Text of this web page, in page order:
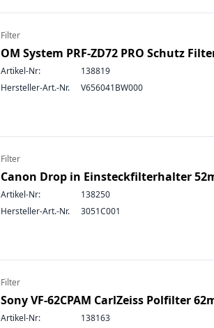
Filter
OM System PRF-ZD72 PRO Schutz
Artikel-Nr:
138819
Hersteller-Art.-Nr.
V656041BW000
Filter
Canon Drop in Einsteckfilterhalter
Artikel-Nr:
138250
Hersteller-Art.-Nr.
3051C001
Filter
Sony VF-62CPAM CarlZeiss Polfilter
Artikel-Nr:
138163